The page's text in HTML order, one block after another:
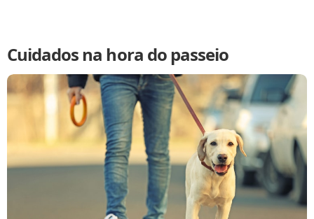
Cuidados na hora do passeio